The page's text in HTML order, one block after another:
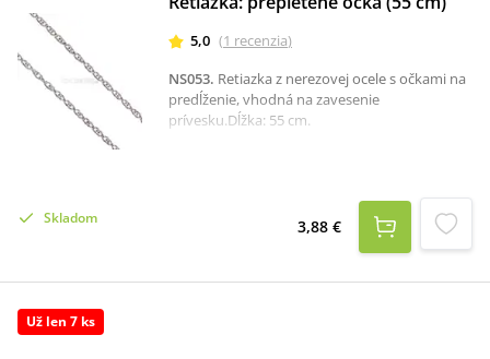
5,0 (1 recenzia)
NS053. Retiazka z nerezovej ocele s očkami na
predĺženie, vhodná na zavesenie
prívesku.Dĺžka: 55 cm.
Skladom 3,88 €
Už len 7 ks